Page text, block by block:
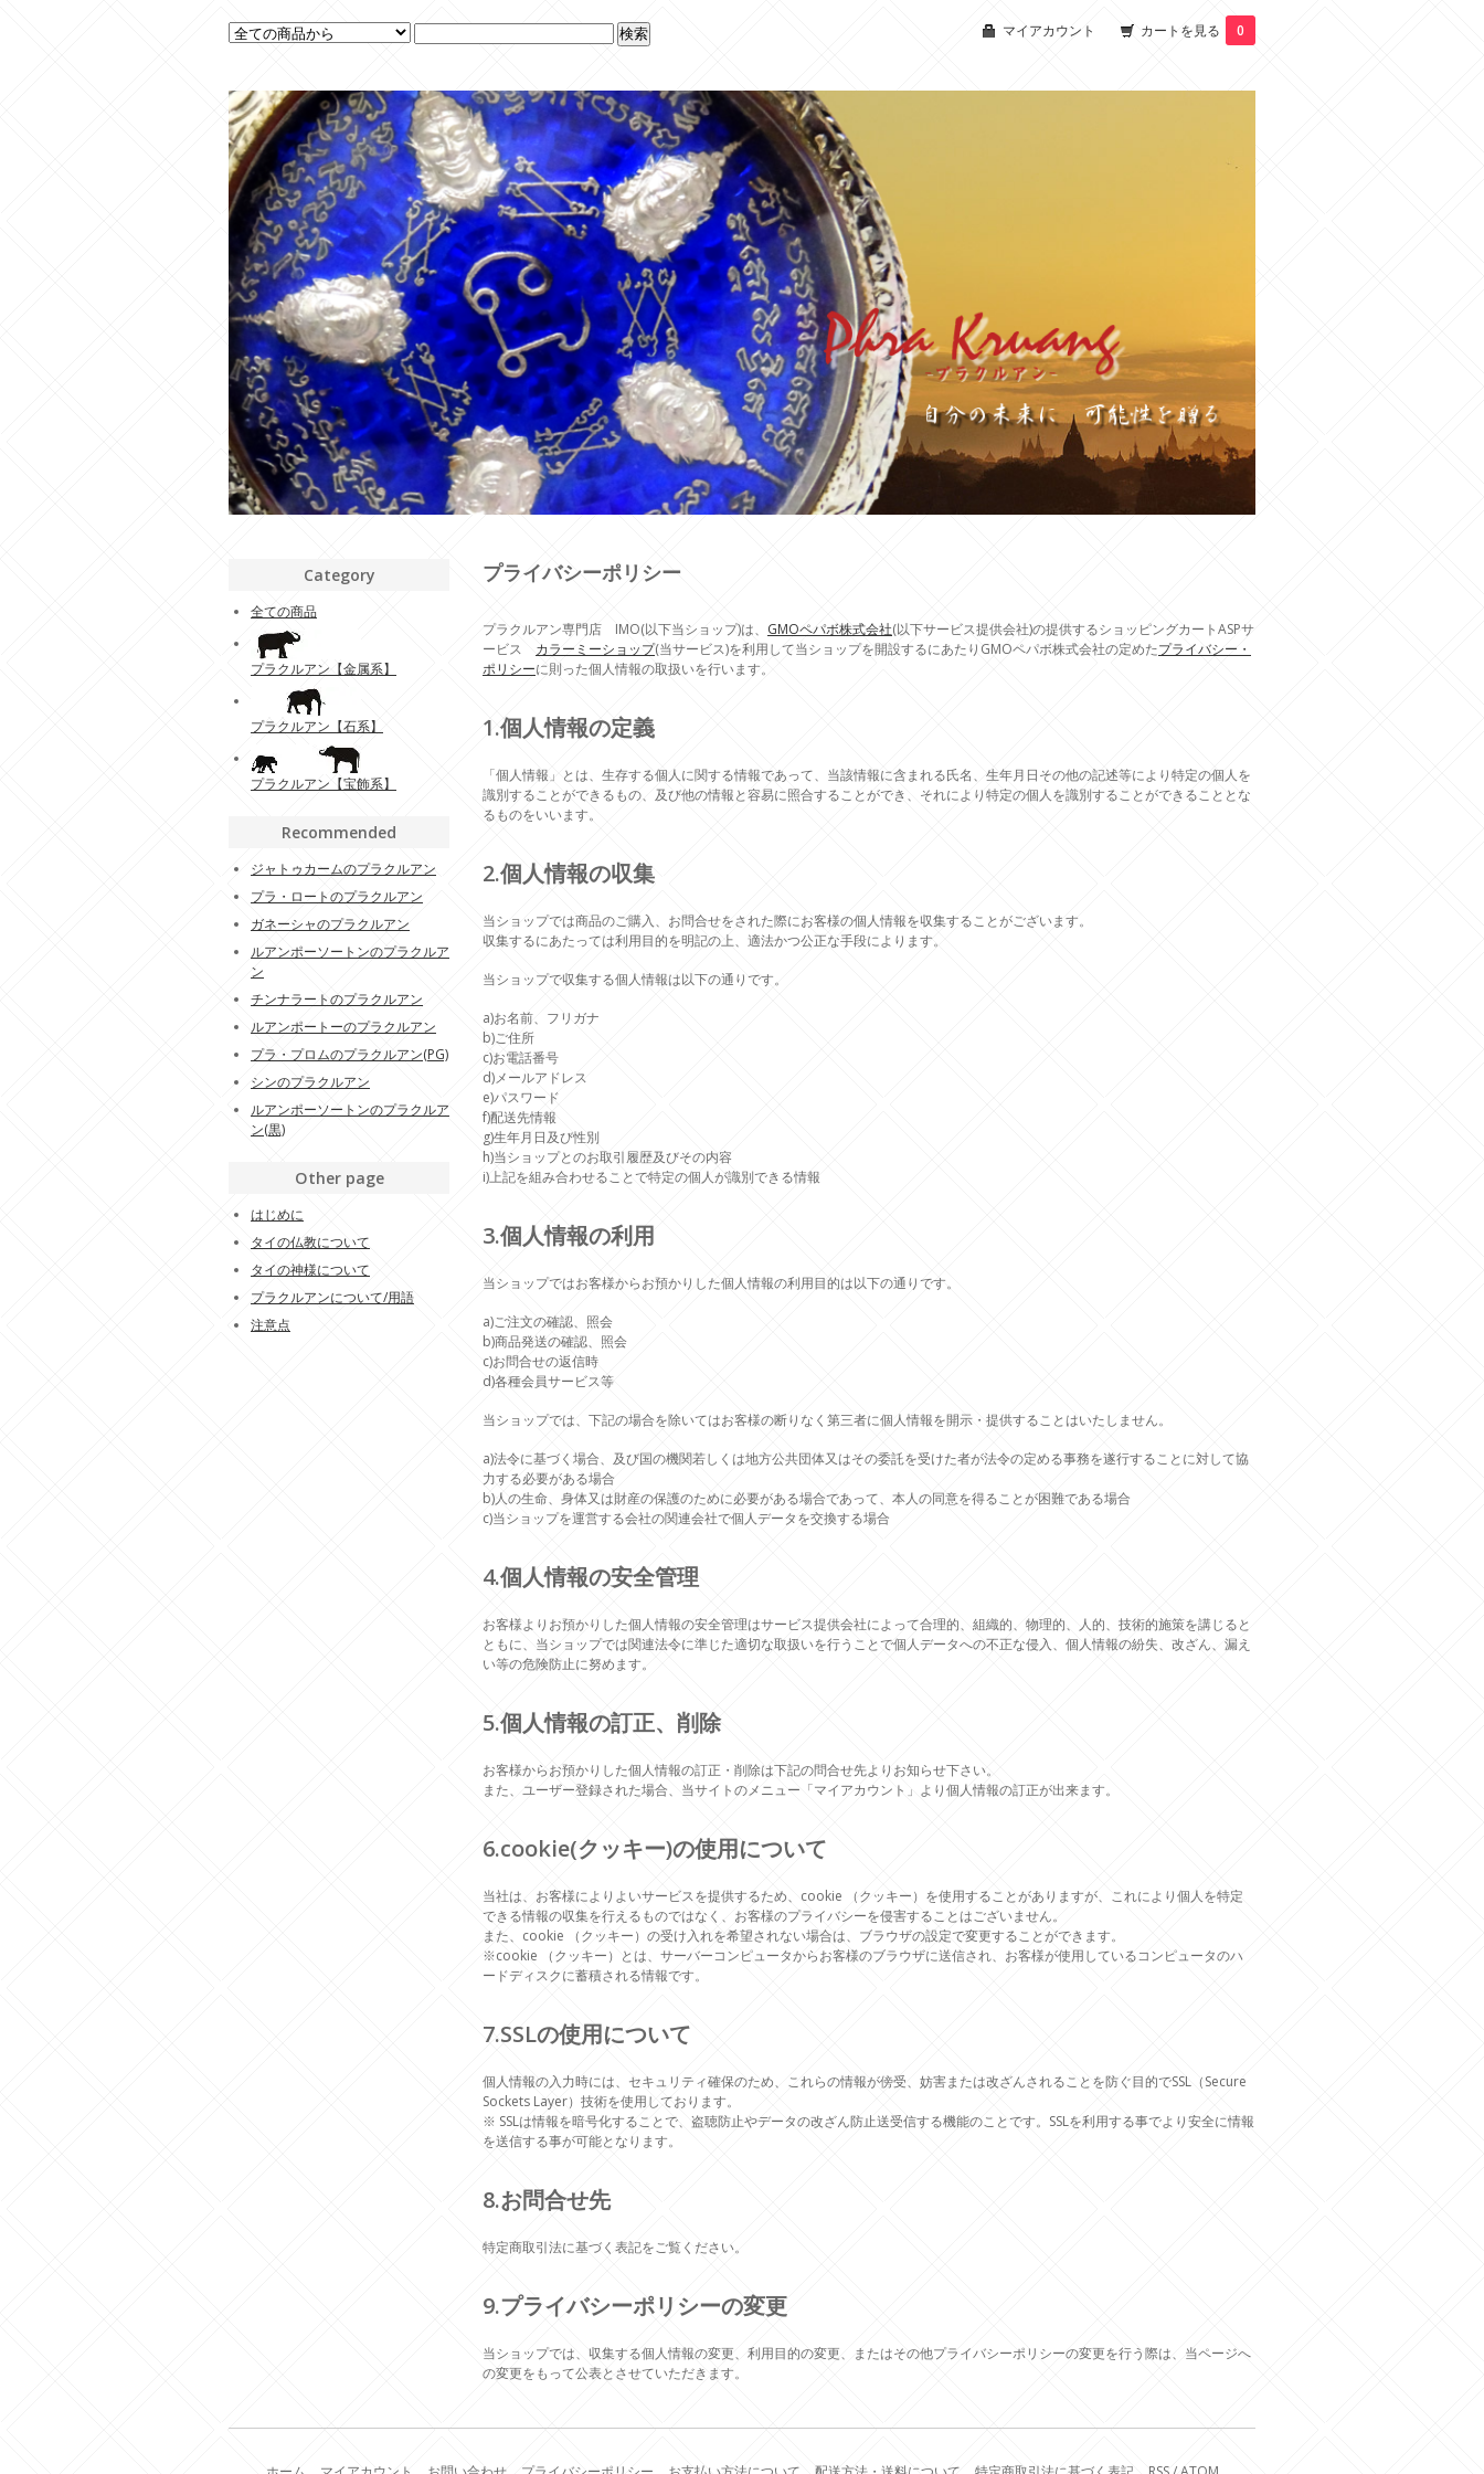
マイアカウント カートを見る 0
プライバシーポリシー
プラクルアン専門店 IMO(以下当ショップ)は、 GMOペパボ株式会社(以下サービス提供会社)の提供するショッピングカートASPサ
ービス カラーミーショップ(当サービス)を利用して当ショップを開設するにあたりGMOペパボ株式会社の定めたプライバシー・
ポリシーに則った個人情報の取扱いを行います。
1.個人情報の定義
「個人情報」とは、生存する個人に関する情報であって、当該情報に含まれる氏名、生年月日その他の記述等により特定の個人を
識別することができるもの、及び他の情報と容易に照合することができ、それにより特定の個人を識別することができることとな
るものをいいます。
2.個人情報の収集
当ショップでは商品のご購入、お問合せをされた際にお客様の個人情報を収集することがございます。
収集するにあたっては利用目的を明記の上、適法かつ公正な手段によります。
当ショップで収集する個人情報は以下の通りです。
a)お名前、フリガナ
b)ご住所
c)お電話番号
d)メールアドレス
e)パスワード
f)配送先情報
g)生年月日及び性別
h)当ショップとのお取引履歴及びその内容
i)上記を組み合わせることで特定の個人が識別できる情報
3.個人情報の利用
当ショップではお客様からお預かりした個人情報の利用目的は以下の通りです。
a)ご注文の確認、照会
b)商品発送の確認、照会
c)お問合せの返信時
d)各種会員サービス等
当ショップでは、下記の場合を除いてはお客様の断りなく第三者に個人情報を開示・提供することはいたしません。
a)法令に基づく場合、及び国の機関若しくは地方公共団体又はその委託を受けた者が法令の定める事務を遂行することに対して協
力する必要がある場合
b)人の生命、身体又は財産の保護のために必要がある場合であって、本人の同意を得ることが困難である場合
c)当ショップを運営する会社の関連会社で個人データを交換する場合
4.個人情報の安全管理
お客様よりお預かりした個人情報の安全管理はサービス提供会社によって合理的、組織的、物理的、人的、技術的施策を講じると
ともに、当ショップでは関連法令に準じた適切な取扱いを行うことで個人データへの不正な侵入、個人情報の紛失、改ざん、漏え
い等の危険防止に努めます。
5.個人情報の訂正、削除
お客様からお預かりした個人情報の訂正・削除は下記の問合せ先よりお知らせ下さい。
また、ユーザー登録された場合、当サイトのメニュー「マイアカウント」より個人情報の訂正が出来ます。
6.cookie(クッキー)の使用について
当社は、お客様によりよいサービスを提供するため、cookie （クッキー）を使用することがありますが、これにより個人を特定
できる情報の収集を行えるものではなく、お客様のプライバシーを侵害することはございません。
また、cookie （クッキー）の受け入れを希望されない場合は、ブラウザの設定で変更することができます。
※cookie （クッキー）とは、サーバーコンピュータからお客様のブラウザに送信され、お客様が使用しているコンピュータのハ
ードディスクに蓄積される情報です。
7.SSLの使用について
個人情報の入力時には、セキュリティ確保のため、これらの情報が傍受、妨害または改ざんされることを防ぐ目的でSSL（Secure
Sockets Layer）技術を使用しております。
※ SSLは情報を暗号化することで、盗聴防止やデータの改ざん防止送受信する機能のことです。SSLを利用する事でより安全に情報
を送信する事が可能となります。
8.お問合せ先
特定商取引法に基づく表記をご覧ください。
9.プライバシーポリシーの変更
当ショップでは、収集する個人情報の変更、利用目的の変更、またはその他プライバシーポリシーの変更を行う際は、当ページへ
の変更をもって公表とさせていただきます。
Category
全ての商品
プラクルアン【金属系】
プラクルアン【石系】
プラクルアン【宝飾系】
Recommended
ジャトゥカームのプラクルアン
プラ・ロートのプラクルアン
ガネーシャのプラクルアン
ルアンポーソートンのプラクルア
ン
チンナラートのプラクルアン
ルアンポートーのプラクルアン
プラ・プロムのプラクルアン(PG)
シンのプラクルアン
ルアンポーソートンのプラクルア
ン(黒)
Other page
はじめに
タイの仏教について
タイの神様について
プラクルアンについて/用語
注意点